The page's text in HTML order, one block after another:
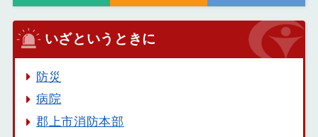
いざというときに
防災
病院
郡上市消防本部